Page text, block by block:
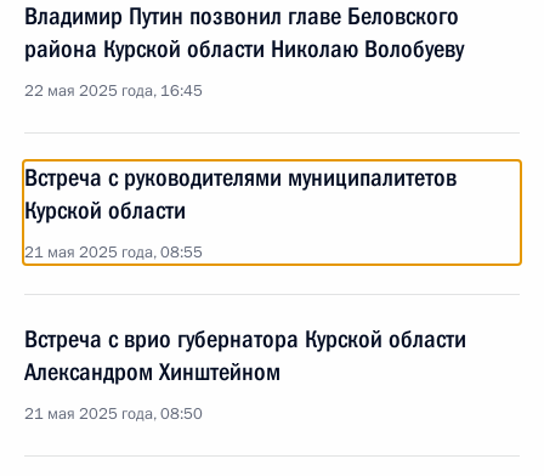
Владимир Путин позвонил главе Беловского
района Курской области Николаю Волобуеву
22 мая 2025 года, 16:45
Встреча с руководителями муниципалитетов
Курской области
21 мая 2025 года, 08:55
Встреча с врио губернатора Курской области
Александром Хинштейном
21 мая 2025 года, 08:50